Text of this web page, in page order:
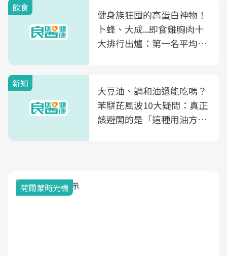
飲食
健身族狂囤的高蛋白神物！
卜蜂、大成...即食雞胸肉十
大排行出爐：第一名平均一
新知
大豆油、調和油還能吃嗎？
苯駢芘風波10大疑問：真正
該避開的是「這種用油方
荷爾蒙時光機